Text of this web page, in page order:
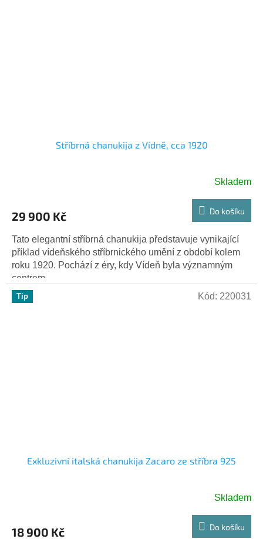
Stříbrná chanukija z Vídně, cca 1920
Skladem
29 900 Kč Do košíku
Tato elegantní stříbrná chanukija představuje vynikající
příklad vídeňského stříbrnického umění z období kolem
roku 1920. Pochází z éry, kdy Vídeň byla významným
centrem...
Tip
Exkluzivní italská chanukija Zacaro ze stříbra 925
Skladem
18 900 Kč Do košíku
Kód: 220031